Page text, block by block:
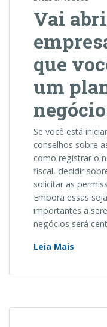
Vai
que
um
Se você está
conselhos sobre
como registrar o
fiscal, decidir
solicitar as
Embora essas
importantes a
negócios será
Leia Mais
uma